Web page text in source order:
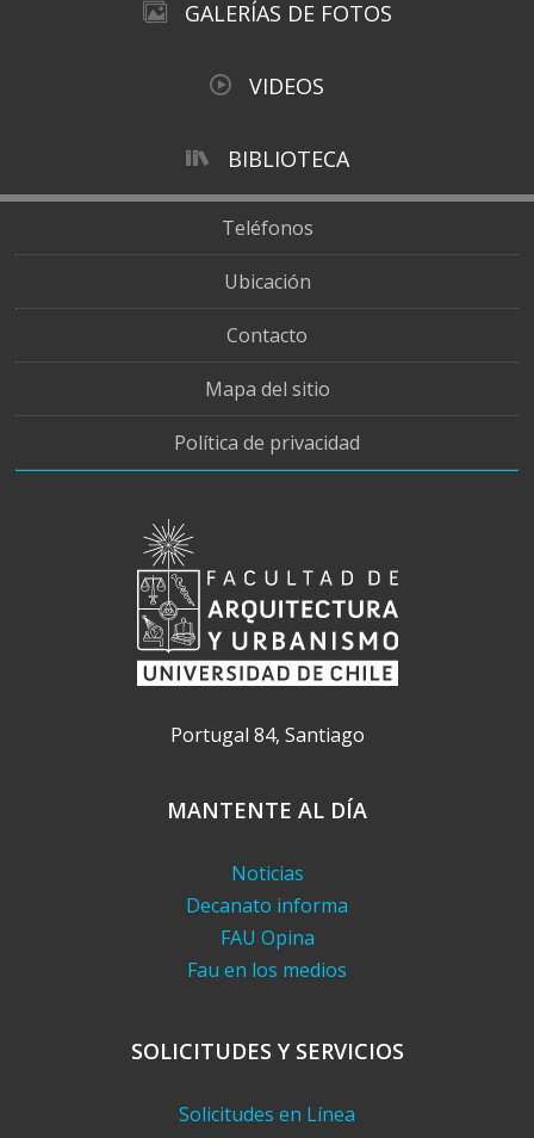
GALERÍAS DE FOTOS
VIDEOS
BIBLIOTECA
Teléfonos
Ubicación
Contacto
Mapa del sitio
Política de privacidad
Portugal 84, Santiago
MANTENTE AL DÍA
Noticias
Decanato informa
FAU Opina
Fau en los medios
SOLICITUDES Y SERVICIOS
Solicitudes en Línea